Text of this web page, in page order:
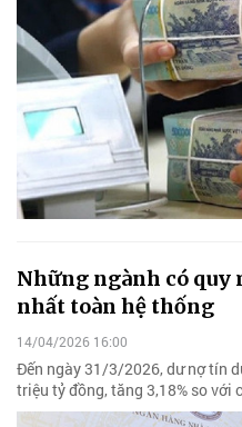
Những ngành có quy
nhất toàn hệ thống
14/04/2026 16:00
Đến ngày 31/3/2026, dư nợ tín
triệu tỷ đồng, tăng 3,18% so với